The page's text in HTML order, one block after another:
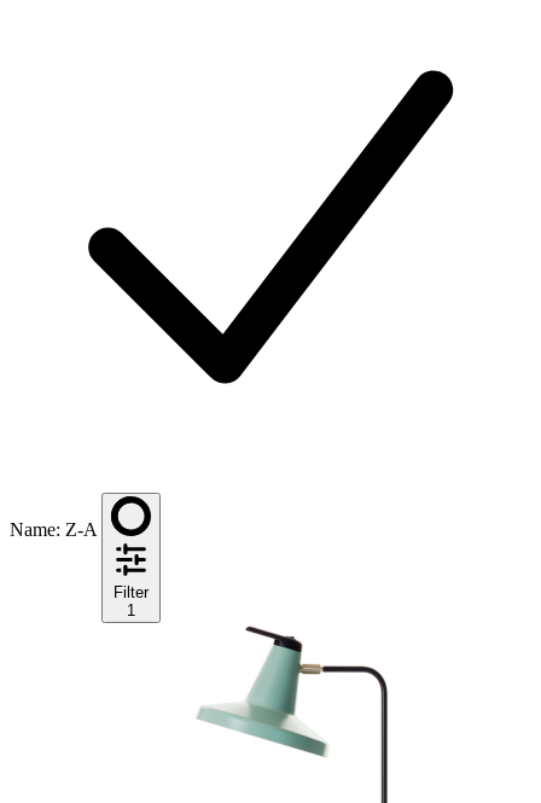
Name: Z-A
Filter
1